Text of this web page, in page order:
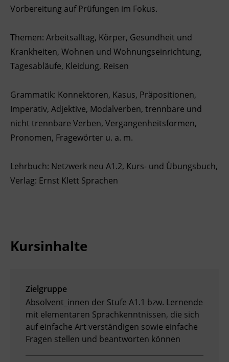
Ingenieurzertifizierung
Akademisches Studienzentrum
Digitales Lernen
Vorbereitung auf Prüfungen im Fokus.
Themen: Arbeitsalltag, Körper, Gesundheit und
Krankheiten, Wohnen und Wohnungseinrichtung,
Tagesabläufe, Kleidung, Reisen
Grammatik: Konnektoren, Kasus, Präpositionen,
Imperativ, Adjektive, Modalverben, trennbare und
nicht trennbare Verben, Vergangenheitsformen,
Pronomen, Fragewörter u. a. m.
Lehrbuch: Netzwerk neu A1.2, Kurs- und Übungsbuch,
Verlag: Ernst Klett Sprachen
Kursinhalte
Zielgruppe
Absolvent_innen der Stufe A1.1 bzw. Lernende
mit elementaren Sprachkenntnissen, die sich
auf einfache Art verständigen sowie einfache
Fragen stellen und beantworten können